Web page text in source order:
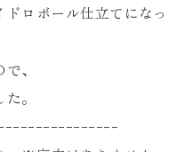
ロボール仕立てになっ
、
。
ｰｰｰｰｰｰｰｰｰｰｰｰｰｰ